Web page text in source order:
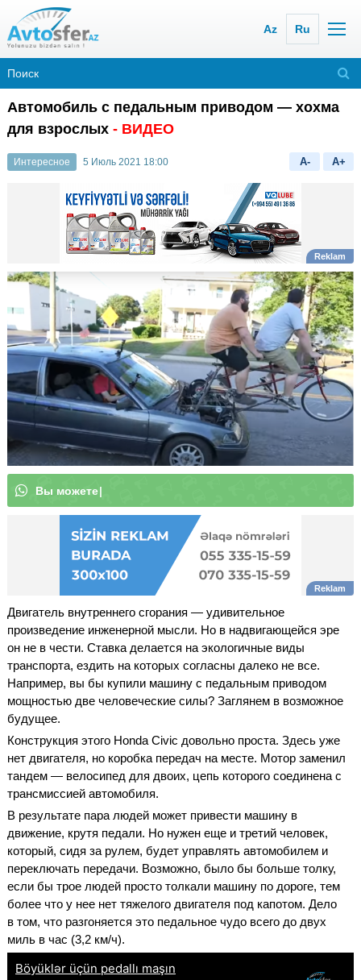
Az Ru
Автомобиль с педальным приводом — хохма
для взрослых - ВИДЕО
Интересное 5 Июль 2021 18:00 A- A+
Вы можете
Двигатель внутреннего сгорания — удивительное
произведение инженерной мысли. Но в надвигающейся эре
он не в чести. Ставка делается на экологичные виды
транспорта, ездить на которых согласны далеко не все.
Например, вы бы купили машину с педальным приводом
мощностью две человеческие силы? Заглянем в возможное
будущее.
Конструкция этого Honda Civic довольно проста. Здесь уже
нет двигателя, но коробка передач на месте. Мотор заменил
тандем — велосипед для двоих, цепь которого соединена с
трансмиссией автомобиля.
В результате пара людей может привести машину в
движение, крутя педали. Но нужен еще и третий человек,
который, сидя за рулем, будет управлять автомобилем и
переключать передачи. Возможно, было бы больше толку,
если бы трое людей просто толкали машину по дороге, тем
более что у нее нет тяжелого двигателя под капотом. Дело
в том, что разгоняется это педальное чудо всего до двух
миль в час (3,2 км/ч).